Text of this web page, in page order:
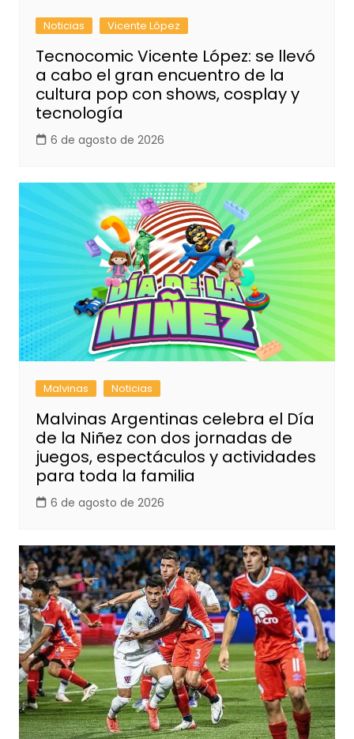
Noticias Vicente López
Tecnocomic Vicente López: se llevó
a cabo el gran encuentro de la
cultura pop con shows, cosplay y
tecnología
6 de agosto de 2026
Malvinas Noticias
Malvinas Argentinas celebra el Día
de la Niñez con dos jornadas de
juegos, espectáculos y actividades
para toda la familia
6 de agosto de 2026